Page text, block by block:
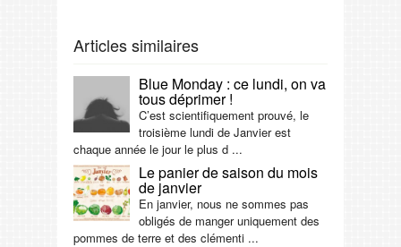
Articles similaires
Blue Monday : ce lundi, on va
tous déprimer !
C’est scientifiquement prouvé, le
troisième lundi de Janvier est
chaque année le jour le plus d ...
Le panier de saison du mois
de janvier
En janvier, nous ne sommes pas
obligés de manger uniquement des
pommes de terre et des clémenti ...